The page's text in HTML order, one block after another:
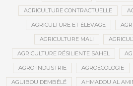
AGRICULTURE CONTRACTUELLE
AGRICULTURE ET ÉLEVAGE
AGRICULTURE MALI
AGRICULTURE RÉSILIENTE SAHEL
AGRO-INDUSTRIE AGROÉCOLOGIE
AGUIBOU DEMBÉLÉ AHMADOU AL